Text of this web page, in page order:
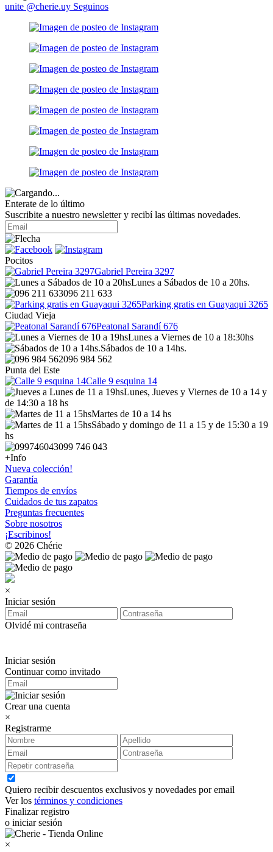
unite @cherie.uy Seguinos
Enterate de lo último
Suscribite a nuestro newsletter y recibí las últimas novedades.
Pocitos
Gabriel Pereira 3297
Lunes a Sábados de 10 a 20hs.
096 211 633
Parking gratis en Guayaqui 3265
Ciudad Vieja
Peatonal Sarandí 676
Lunes a Viernes de 10 a 18:30hs
Sábados de 10 a 14hs.
096 984 562
Punta del Este
Calle 9 esquina 14
Lunes, Jueves y Viernes de 10 a 14 y
de 14:30 a 18 hs
Martes de 10 a 14 hs
Sábado y domingo de 11 a 15 y de 15:30 a 19
hs
099 746 043
+Info
Nueva colección!
Garantía
Tiempos de envíos
Cuidados de tus zapatos
Preguntas frecuentes
Sobre nosotros
¡Escribinos!
© 2026 Chérie
×
Iniciar sesión
Olvidé mi contraseña
Iniciar sesión
Continuar como invitado
Crear una cuenta
×
Registrarme
Quiero recibir descuentos exclusivos y novedades por email
Ver los términos y condiciones
Finalizar registro
o iniciar sesión
×